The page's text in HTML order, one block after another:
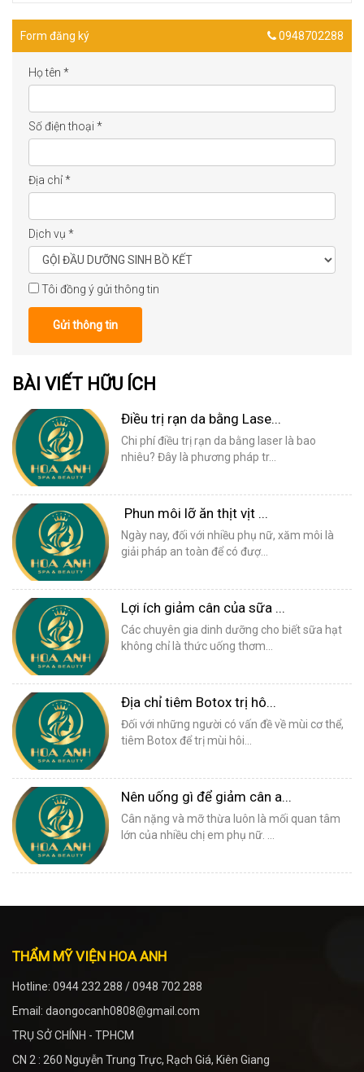
Form đăng ký 0948702288
Họ tên *
Số điện thoại *
Địa chỉ*
Dịch vụ *
Tôi đồng ý gửi thông tin
Gửi thông tin
BÀI VIẾT HỮU ÍCH
Điều trị rạn da bằng Lase...
Chi phí điều trị rạn da bằng laser là bao
nhiêu? Đây là phương pháp tr...
Phun môi lỡ ăn thịt vịt ...
Ngày nay, đối với nhiều phụ nữ, xăm môi là
giải pháp an toàn để có đượ...
Lợi ích giảm cân của sữa ...
Các chuyên gia dinh dưỡng cho biết sữa hạt
không chỉ là thức uống thơm...
Địa chỉ tiêm Botox trị hô...
Đối với những người có vấn đề về mùi cơ thể,
tiêm Botox để trị mùi hôi...
Nên uống gì để giảm cân a...
Cân nặng và mỡ thừa luôn là mối quan tâm
lớn của nhiều chị em phụ nữ. ...
THẨM MỸ VIỆN HOA ANH
Hotline: 0944 232 288 / 0948 702 288
Email: daongocanh0808@gmail.com
TRỤ SỞ CHÍNH - TPHCM
CN 2 : 260 Nguyễn Trung Trực, Rạch Giá, Kiên Giang